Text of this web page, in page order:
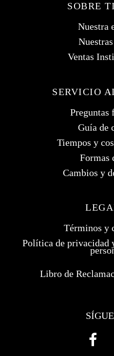
SOBRE
Nuestra
Ventas
SERVICIO
Preguntas
Guía de
Tiempos y
Formas
Cambios y
Términos y
Política de privacidad
Libro de